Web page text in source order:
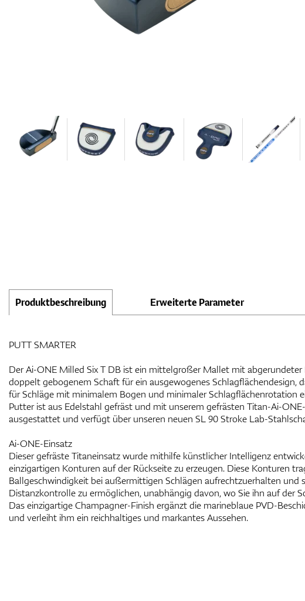
Produktbeschreibung Erweiterte Parameter
PUTT SMARTER
Der Ai-ONE Milled Six T DB ist ein mittelgroßer Mallet mit abgerundeter
doppelt gebogenem Schaft für ein ausgewogenes Schlagflächendesign,
für Schläge mit minimalem Bogen und minimaler Schlagflächenrotation
Putter ist aus Edelstahl gefräst und mit unserem gefrästen Titan-Ai-
ausgestattet und verfügt über unseren neuen SL 90 Stroke Lab-
Ai-ONE-Einsatz
Dieser gefräste Titaneinsatz wurde mithilfe künstlicher Intelligenz
einzigartigen Konturen auf der Rückseite zu erzeugen. Diese Konturen
Ballgeschwindigkeit bei außermittigen Schlägen aufrechtzuerhalten und
Distanzkontrolle zu ermöglichen, unabhängig davon, wo Sie ihn auf der
Das einzigartige Champagner-Finish ergänzt die marineblaue PVD-
und verleiht ihm ein reichhaltiges und markantes Aussehen.